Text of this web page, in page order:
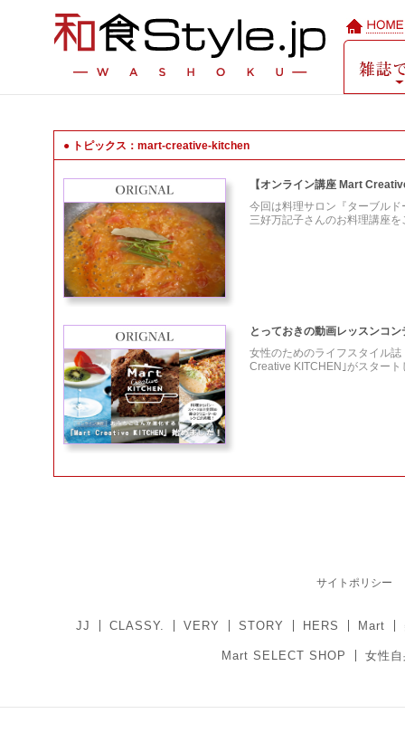
● トピックス：mart-creative-kitchen
【オンライン講座 Mart
今回は料理サロン『ターブル
三好万記子さんのお料理講座
とっておきの動画レッスンコ
⼥性のためのライフスタイル
Creative KITCHEN｣がスタート
サイトポリシー
JJ CLASSY. VERY STORY HERS Mart
Mart SELECT SHOP 女性